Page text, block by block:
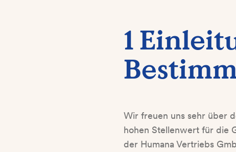
1
Wir freuen uns sehr über
hohen Stellenwert für die
der Humana Vertriebs